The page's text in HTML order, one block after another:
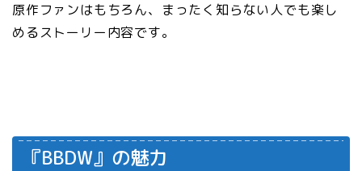
原作ファンはもちろん、まったく知らない人でも楽し
めるストーリー内容です。
『BBDW』の魅力